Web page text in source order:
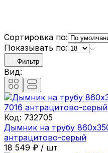
Сортировка по:
Показывать по:
Фильтр
Вид:
Код: 732705
Дымник на трубу
антрацитово-серый
18 549 ₽ / шт